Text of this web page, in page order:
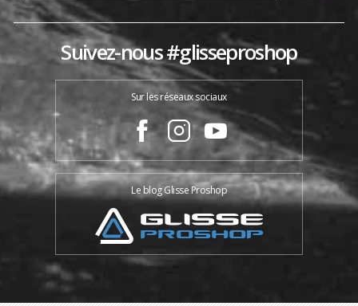
Suivez-nous #glisseproshop
Sur les réseaux sociaux
Le blog Glisse Proshop